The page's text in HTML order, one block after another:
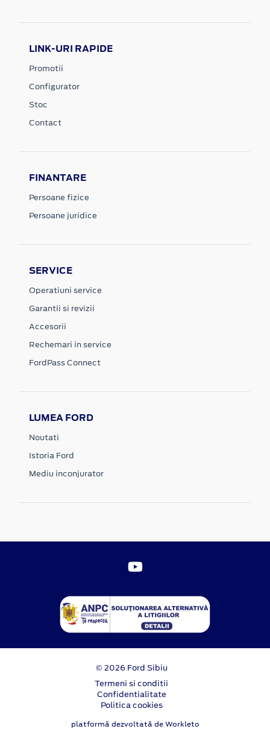
LINK-URI RAPIDE
Promotii
Configurator
Stoc
Contact
FINANTARE
Persoane fizice
Persoane juridice
SERVICE
Operatiuni service
Garantii si revizii
Accesorii
Rechemari in service
FordPass Connect
LUMEA FORD
Noutati
Istoria Ford
Mediu inconjurator
© 2026 Ford Sibiu
Termeni si conditii
Confidentialitate
Politica cookies
platformă dezvoltată de Workleto